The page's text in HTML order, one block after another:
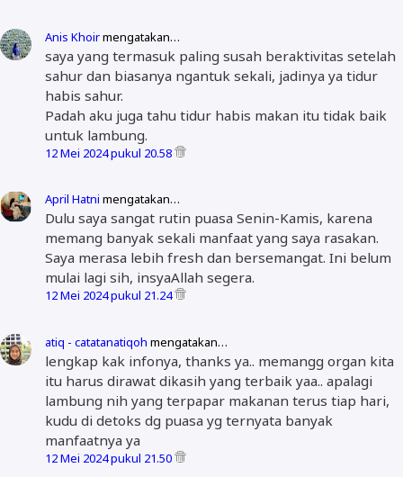
Anis Khoirmengatakan…
saya yang termasuk paling susah beraktivitas setelah
sahur dan biasanya ngantuk sekali, jadinya ya tidur
habis sahur.
Padah aku juga tahu tidur habis makan itu tidak baik
untuk lambung.
12 Mei 2024 pukul 20.58
April Hatni mengatakan…
Dulu saya sangat rutin puasa Senin-Kamis, karena
memang banyak sekali manfaat yang saya rasakan.
Saya merasa lebih fresh dan bersemangat. Ini belum
mulai lagi sih, insyaAllah segera.
12 Mei 2024 pukul 21.24
atiq - catatanatiqoh mengatakan…
lengkap kak infonya, thanks ya.. memangg organ kita
itu harus dirawat dikasih yang terbaik yaa.. apalagi
lambung nih yang terpapar makanan terus tiap hari,
kudu di detoks dg puasa yg ternyata banyak
manfaatnya ya
12 Mei 2024 pukul 21.50